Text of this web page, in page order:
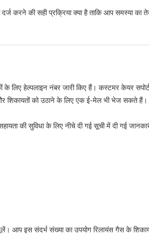
करने की सही प्रक्रिया क्या है ताकि आप समस्या का
के लिए हेल्पलाइन नंबर जारी किए हैं। कस्टमर केयर
शिकायतों को उठाने के लिए एक ई-मेल भी भेज सकते हैं।
की सुविधा के लिए नीचे दी गई सूची में दी गई
आप इस संदर्भ संख्या का उपयोग रिलायंस गैस के